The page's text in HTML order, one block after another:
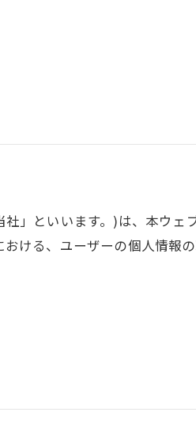
」といいます。)は、本ウェ
おける、ユーザーの個人情報